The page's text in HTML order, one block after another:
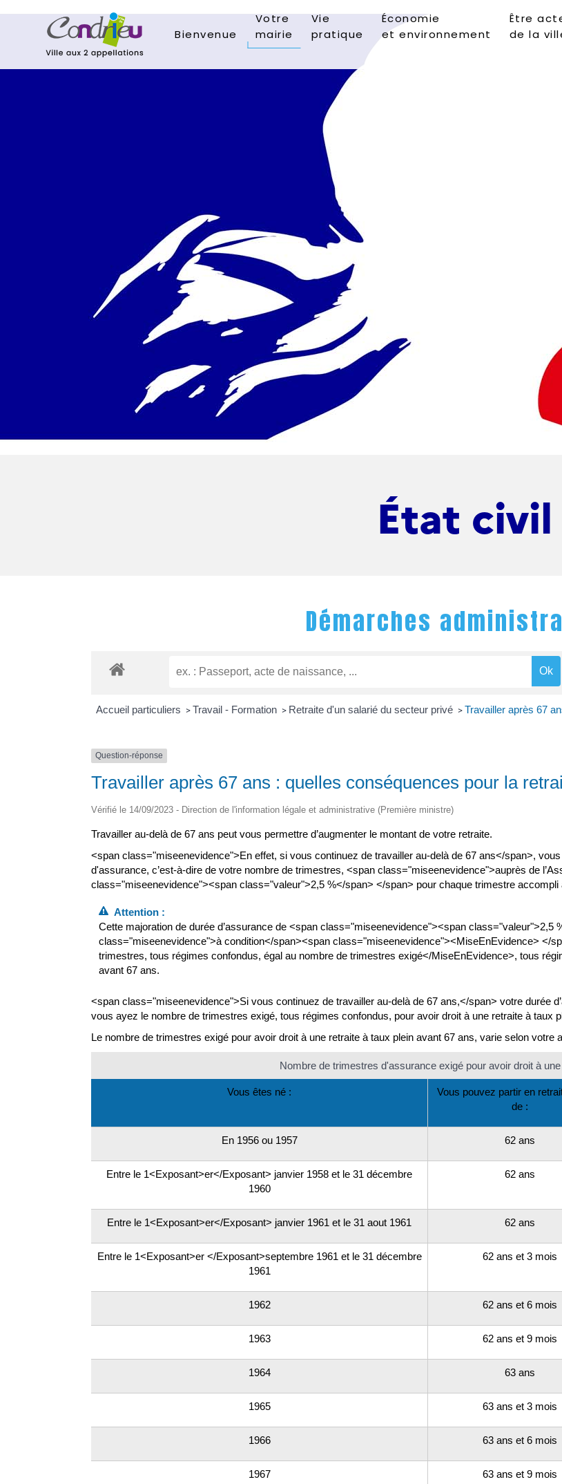
Bienvenue
Votre
mairie
Vie
pratique
Économie
et environnement
Être
de la
État civil
Démarches
Accueil particuliers > Travail - Formation > Retraite d'un salarié du secteur privé > Travailler après 67
Question-réponse
Travailler après 67 ans : quelles conséquences pour la
Vérifié le 14/09/2023 - Direction de l'information légale et administrative (Première ministre)
Travailler au-delà de 67 ans peut vous permettre d’augmenter le montant de votre retraite.
<span class="miseenevidence">En effet, si vous continuez de travailler au-delà de 67 ans</span>,
d'assurance, c’est-à-dire de votre nombre de trimestres, <span class="miseenevidence">auprès de
class="miseenevidence"><span class="valeur">2,5 %</span> </span> pour chaque trimestre accompli
Attention :
Cette majoration de durée d’assurance de <span class="miseenevidence"><span
class="miseenevidence">à condition</span><span class="miseenevidence"><MiseEnEvidence> </
trimestres, tous régimes confondus, égal au nombre de trimestres exigé</MiseEnEvidence>, tous
avant 67 ans.
<span class="miseenevidence">Si vous continuez de travailler au-delà de 67 ans,</span> votre durée
vous ayez le nombre de trimestres exigé, tous régimes confondus, pour avoir droit à une retraite à taux
Le nombre de trimestres exigé pour avoir droit à une retraite à taux plein avant 67 ans, varie selon votre
Nombre de trimestres d'assurance exigé pour avoir droit à
Vous êtes né :
Vous pouvez partir en
de :
En 1956 ou 1957 62 ans
Entre le 1<Exposant>er</Exposant> janvier 1958 et le 31 décembre
1960
62 ans
Entre le 1<Exposant>er</Exposant> janvier 1961 et le 31 aout 1961 62 ans
Entre le 1<Exposant>er </Exposant>septembre 1961 et le 31 décembre
1961
62 ans et 3 mois
1962 62 ans et 6 mois
1963 62 ans et 9 mois
1964 63 ans
1965 63 ans et 3 mois
1966 63 ans et 6 mois
1967 63 ans et 9 mois